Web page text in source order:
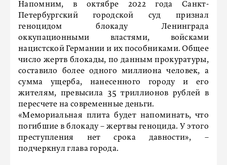
Напомним, в октябре 2022 года Санкт-
Петербургский городской суд признал
геноцидом блокаду Ленинграда
оккупационными властями, войсками
нацистской Германии и их пособниками. Общее
число жертв блокады, по данным прокуратуры,
составило более одного миллиона человек, а
сумма ущерба, нанесенного городу и его
жителям, превысила 35 триллионов рублей в
пересчете на современные деньги.
«Мемориальная плита будет напоминать, что
погибшие в блокаду – жертвы геноцида. У этого
преступления нет срока давности», –
подчеркнул глава города.